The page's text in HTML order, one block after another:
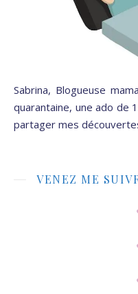
Sabrina, Blogueuse
quarantaine, une ado de
partager mes
VENEZ ME